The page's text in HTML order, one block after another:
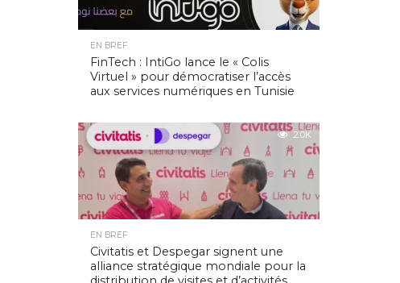
EN BREF
FinTech : IntiGo lance le « Colis
Virtuel » pour démocratiser l’accès
aux services numériques en Tunisie
2.0K
EN BREF
Civitatis et Despegar signent une
alliance stratégique mondiale pour la